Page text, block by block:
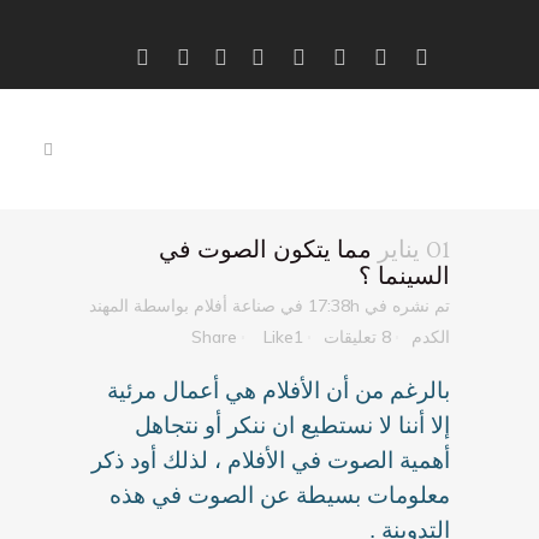
01 يناير
مما يتكون الصوت في
السينما ؟
تم نشره في 17:38h في صناعة أفلام بواسطة المهند
الكدم
8 تعليقات 1
Like
Share
بالرغم من أن الأفلام هي أعمال مرئية
إلا أننا لا نستطيع ان ننكر أو نتجاهل
أهمية الصوت في الأفلام ، لذلك أود ذكر
معلومات بسيطة عن الصوت في هذه
التدوينة .